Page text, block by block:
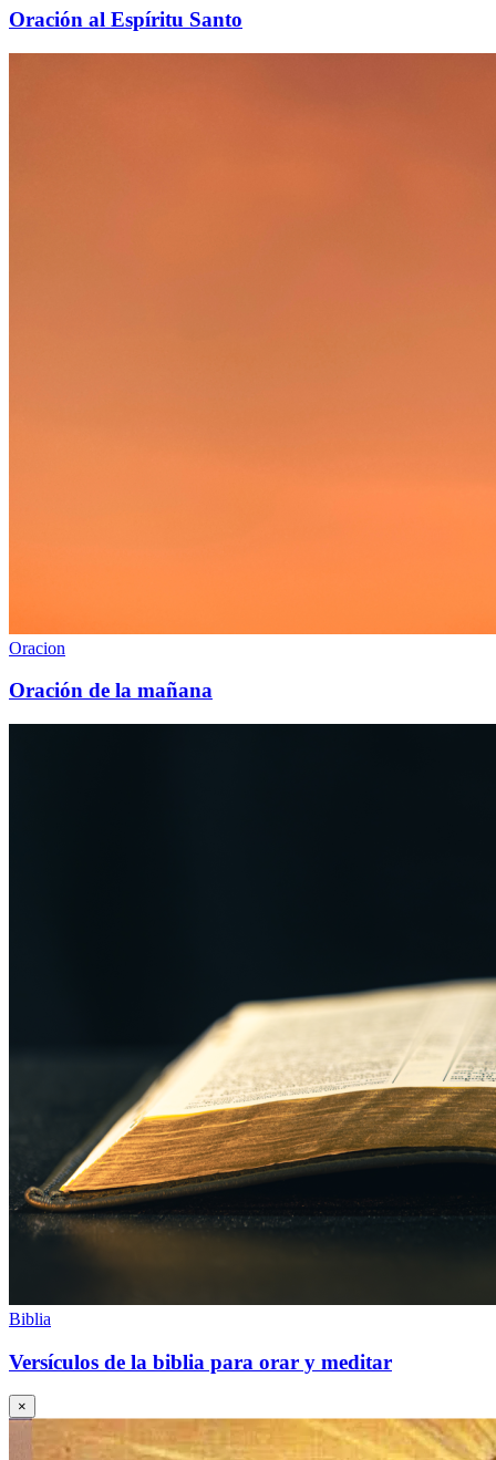
Oración al Espíritu Santo
Oracion
Oración de la mañana
Biblia
Versículos de la biblia para orar y meditar
×